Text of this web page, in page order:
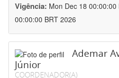
Vigência: Mon Dec 18 00:00:00
00:00:00 BRT 2026
Ademar
Júnior
COORDENADOR(A)